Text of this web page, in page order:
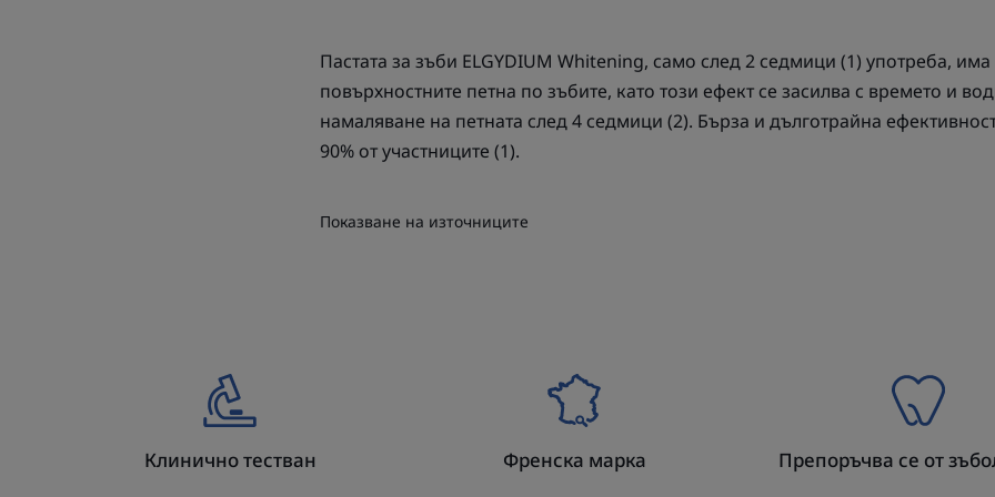
Пастата за зъби ELGYDIUM Whitening, само след 2 седмици (1) употреба,
повърхностните петна по зъбите, като този ефект се засилва с времето и
намаляване на петната след 4 седмици (2). Бърза и дълготрайна
90% от участниците (1).
Показване на източниците
Клинично тестван Френска марка Препоръчва се от